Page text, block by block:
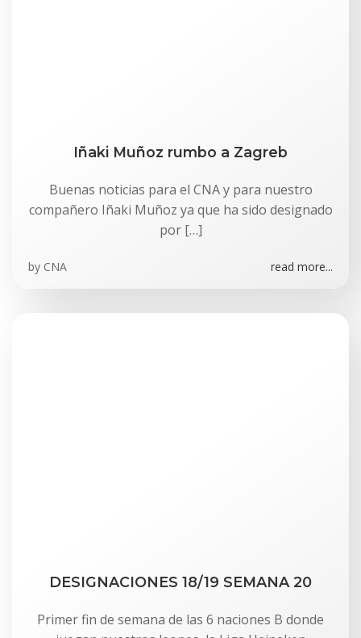
Iñaki Muñoz rumbo a Zagreb
Buenas noticias para el CNA y para nuestro
compañero Iñaki Muñoz ya que ha sido designado
por […]
by CNA read more...
DESIGNACIONES 18/19 SEMANA 20
Primer fin de semana de las 6 naciones B donde